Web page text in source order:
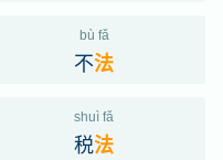
bù fǎ
不法
shuì fǎ
税法